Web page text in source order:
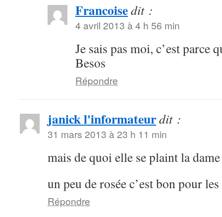
Francoisedit :
4 avril 2013 à 4 h 56 min
Je sais pas moi, c’est parce
Besos
Répondre
janick l'informateurdit :
31 mars 2013 à 23 h 11 min
mais de quoi elle se plaint la dame
un peu de rosée c’est bon pour
Répondre